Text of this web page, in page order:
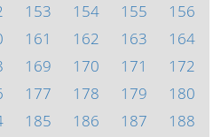
153 154 155
156
161 162 163
164
169 170 171
172
177 178 179
180
185 186 187
188